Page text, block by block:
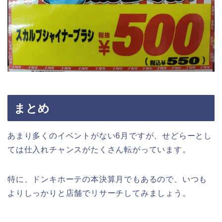
まとめ
あまり多くのイベントがない6月ですが、せどらーとし
ては仕入れチャンスがたくさん転がっています。
特に、ドンキホーテの本決算月でもあるので、いつも
よりしっかりと店舗でリサーチしてみましょう。